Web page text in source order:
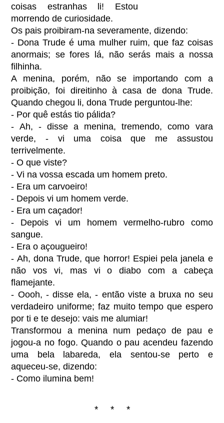
coisas estranhas li! Estou
morrendo de curiosidade.
Os pais proibiram-na severamente, dizendo:
- Dona Trude é uma mulher ruim, que faz coisas
anormais; se fores lá, não serás mais a nossa
filhinha.
A menina, porém, não se importando com a
proibição, foi direitinho à casa de dona Trude.
Quando chegou li, dona Trude perguntou-lhe:
- Por quê estás tio pálida?
- Ah, - disse a menina, tremendo, como vara
verde, - vi uma coisa que me assustou
terrivelmente.
- O que viste?
- Vi na vossa escada um homem preto.
- Era um carvoeiro!
- Depois vi um homem verde.
- Era um caçador!
- Depois vi um homem vermelho-rubro como
sangue.
- Era o açougueiro!
- Ah, dona Trude, que horror! Espiei pela janela e
não vos vi, mas vi o diabo com a cabeça
flamejante.
- Oooh, - disse ela, - então viste a bruxa no seu
verdadeiro uniforme; faz muito tempo que espero
por ti e te desejo: vais me alumiar!
Transformou a menina num pedaço de pau e
jogou-a no fogo. Quando o pau acendeu fazendo
uma bela labareda, ela sentou-se perto e
aqueceu-se, dizendo:
- Como ilumina bem!
* * *